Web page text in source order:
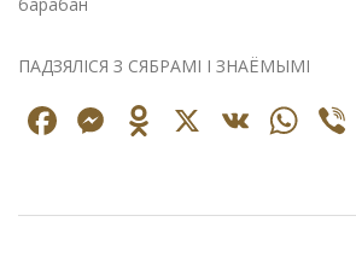
ПАДЗЯЛІСЯ З СЯБРАМІ І ЗНАЁМЫМІ
Facebook
Messenger
X VK